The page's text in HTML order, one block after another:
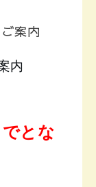
案内
内
とな